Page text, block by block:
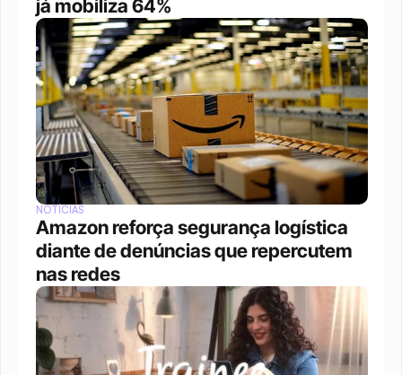
já mobiliza 64%
NOTÍCIAS
Amazon reforça segurança logística
diante de denúncias que repercutem
nas redes